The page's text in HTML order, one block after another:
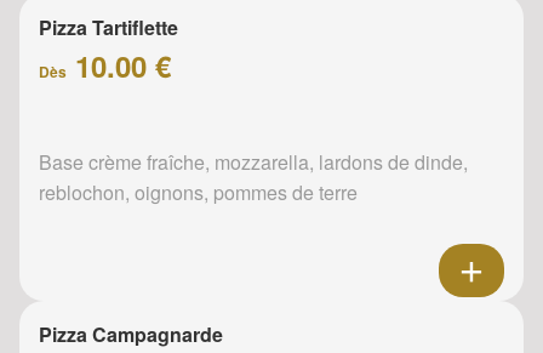
Pizza Tartiflette
Dès 10.00 €
Base crème fraîche, mozzarella, lardons de dinde,
reblochon, oignons, pommes de terre
Pizza Campagnarde